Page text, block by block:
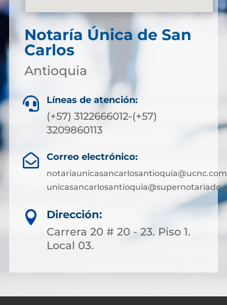
Notaría Única de San
Carlos
Antioquia
 Líneas de atención:
(+57) 3122666012-(+57)
3209860113
 Correo electrónico:

Dirección:
Carrera 20 # 20 - 23. Piso 1.
Local 03.